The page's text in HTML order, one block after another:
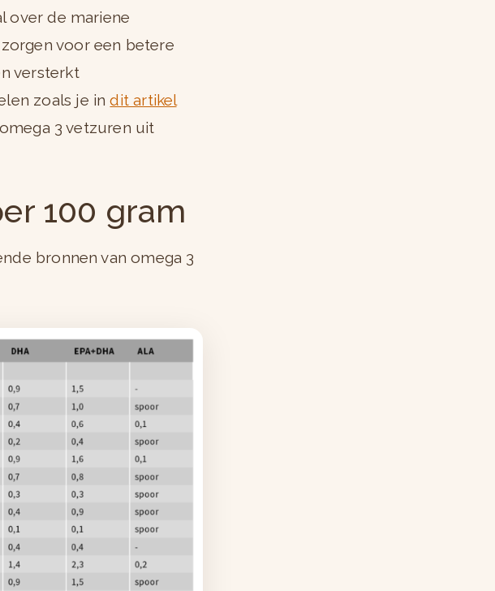
over de mariene
voor een betere
versterkt
zoals je indit artikel
3 vetzuren uit
100 gram
bronnen van omega 3